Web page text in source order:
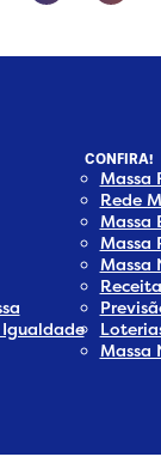
CONFIRA!
Massa
Rede
Massa
Massa
Massa
Massa